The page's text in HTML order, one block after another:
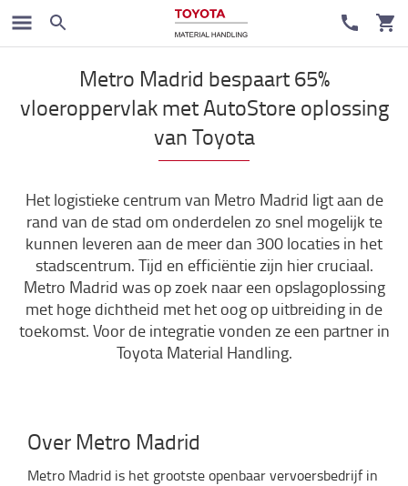
Klant cases
Metro Madrid bespaart 65%
vloeroppervlak met AutoStore oplossing
van Toyota
Het logistieke centrum van Metro Madrid ligt aan de
rand van de stad om onderdelen zo snel mogelijk te
kunnen leveren aan de meer dan 300 locaties in het
stadscentrum. Tijd en efficiëntie zijn hier cruciaal.
Metro Madrid was op zoek naar een opslagoplossing
met hoge dichtheid met het oog op uitbreiding in de
toekomst. Voor de integratie vonden ze een partner in
Toyota Material Handling.
Over Metro Madrid
Metro Madrid is het grootste openbaar vervoersbedrijf in